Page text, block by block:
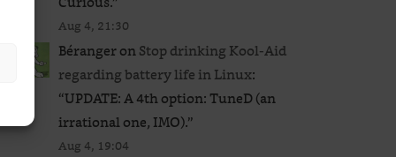
Aug 4, 21:30
BérangeronStop drinking Kool-Aid
regarding battery life in Linux:
“UPDATE: A 4th option: TuneD (an
irrational one, IMO).”
Aug 4, 19:04